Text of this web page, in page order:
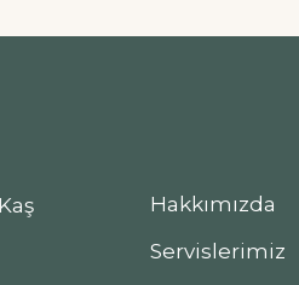
Hakkımızda
Servislerimiz